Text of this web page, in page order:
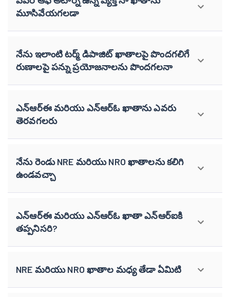
మూసివేయగలడా
నేను ఇలాంటి టర్మ్ డిపాజిట్ ఖాతాలపై పొందగలిగే
రుణాలపై పన్ను ప్రయోజనాలను పొందగలనా
ఎన్‌ఆర్‌ఈ మరియు ఎన్‌ఆర్‌ఓ ఖాతాను ఎవరు
తెరవగలరు
నేను రెండు NRE మరియు NRO ఖాతాలను కలిగి
ఉండవచ్చా
ఎన్‌ఆర్‌ఈ మరియు ఎన్‌ఆర్‌ఓ ఖాతా ఎన్‌ఆర్‌ఐకి
తప్పనిసరి?
NRE మరియు NRO ఖాతాల మధ్య తేడా ఏమిటి